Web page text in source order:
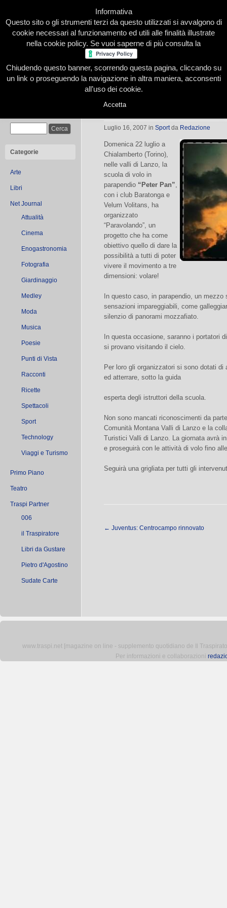
Home Presentazione Redazione Le nostre firme
Categorie
Arte
Libri
Net Journal
Attualità
Cinema
Enogastronomia
Fotografia
Giardinaggio
Medley
Moda
Musica
Poesie
Punti di Vista
Racconti
Ricette
Spettacoli
Sport
Technology
Viaggi e Turismo
Primo Piano
Teatro
Traspi Partner
006
il Traspiratore
Libri da Gustare
Pietro d'Agostino
Sudate Carte
Paravolando: il volo per tutti
Luglio 16, 2007 in Sportda Redazione
Domenica 22 luglio a
Chialamberto (Torino),
nelle valli di Lanzo, la
scuola di volo in
parapendio “Peter Pan”,
con i club Baratonga e
Velum Volitans, ha
organizzato
“Paravolando”, un
progetto che ha come
obiettivo quello di dare la
possibilità a tutti di poter
vivere il movimento a tre
dimensioni: volare!
In questo caso, in parapendio, un
sensazioni impareggiabili, come
silenzio di panorami mozzafiato.
In questa occasione, saranno i portatori
si provano visitando il cielo.
Per loro gli organizzatori si sono dotati
ed atterrare, sotto la guida
esperta degli istruttori della scuola.
Non sono mancati riconoscimenti da
Comunità Montana Valli di Lanzo e la
Turistici Valli di Lanzo. La giornata avrà
e proseguirà con le attività di volo fino
Seguirà una grigliata per tutti gli
← Juventus: Centrocampo rinnovato
www.traspi.net [magazine on line - supplemento quotidiano de Il
Per informazioni e collaborazioni
Informativa
Questo sito o gli strumenti terzi da questo utilizzati si avvalgono di
cookie necessari al funzionamento ed utili alle finalità illustrate
nella cookie policy. Se vuoi saperne di più consulta la
Chiudendo questo banner, scorrendo questa pagina, cliccando su
un link o proseguendo la navigazione in altra maniera, acconsenti
all’uso dei cookie.
Accetta